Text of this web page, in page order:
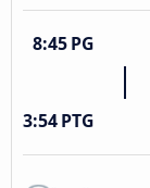
8:45 PG
3:54 PTG